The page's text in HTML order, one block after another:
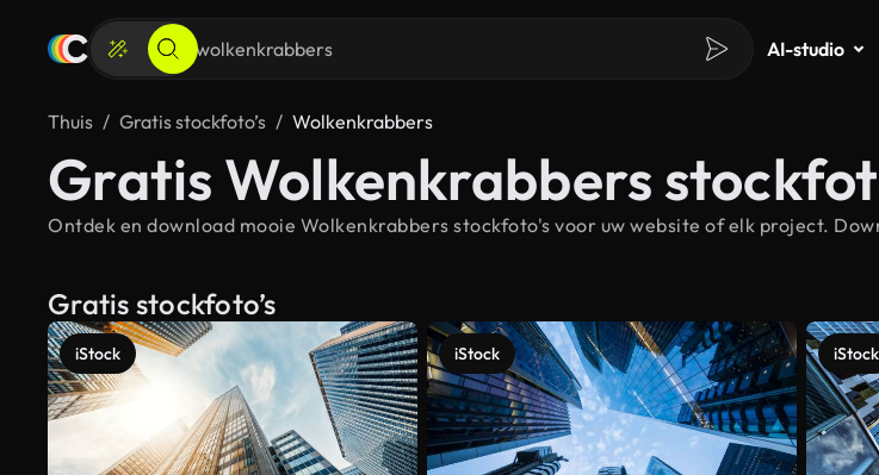
AI-studio
Thuis Gratis stockfoto’s Wolkenkrabbers
Gratis Wolkenkrabbers
Ontdek en download mooie Wolkenkrabbers stockfoto's voor uw website of elk project.
Gratis stockfoto’s
iStock iStock iStock